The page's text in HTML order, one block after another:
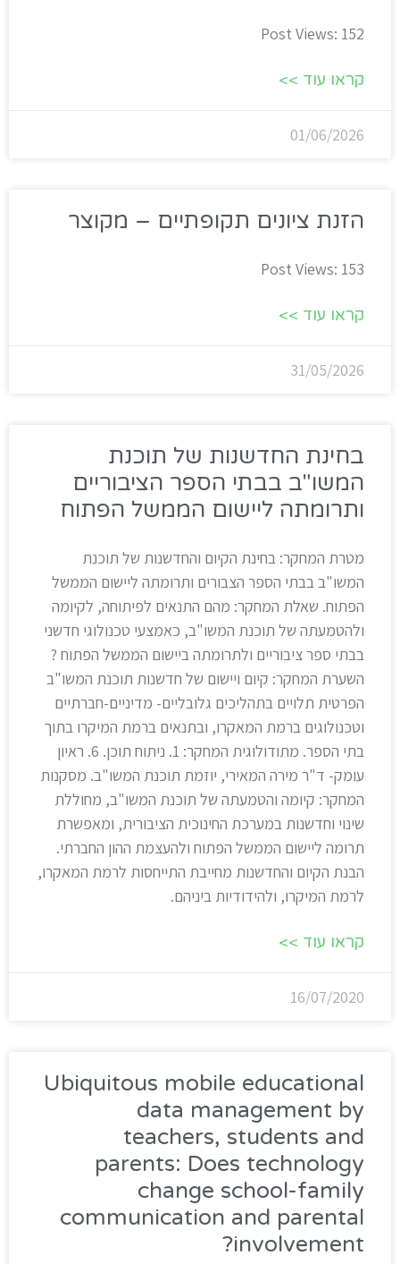
Post Views: 152
קראו עוד >>
01/06/2026
הזנת ציונים תקופתיים – מקוצר
Post Views: 153
קראו עוד >>
31/05/2026
בחינת החדשנות של תוכנת
המשו"ב בבתי הספר הציבוריים
ותרומתה ליישום הממשל הפתוח
מטרת המחקר: בחינת הקיום והחדשנות של תוכנת
המשו"ב בבתי הספר הצבורים ותרומתה ליישום הממשל
הפתוח. שאלת המחקר: מהם התנאים לפיתוחה, לקיומה
ולהטמעתה של תוכנת המשו"ב, כאמצעי טכנולוגי חדשני
בבתי ספר ציבוריים ולתרומתה ביישום הממשל הפתוח ?
השערת המחקר: קיום ויישום של חדשנות תוכנת המשו"ב
הפרטית תלויים בתהליכים גלובליים- מדיניים-חברתיים
וטכנולוגים ברמת המאקרו, ובתנאים ברמת המיקרו בתוך
בתי הספר. מתודולוגית המחקר: 1. ניתוח תוכן. 6. ראיון
עומק- ד"ר מירה המאירי, יוזמת תוכנת המשו"ב. מסקנות
המחקר: קיומה והטמעתה של תוכנת המשו"ב, מחוללת
שינוי וחדשנות במערכת החינוכית הציבורית, ומאפשרת
תרומה ליישום הממשל הפתוח ולהעצמת ההון החברתי.
הבנת הקיום והחדשנות מחייבת התייחסות לרמת המאקרו,
לרמת המיקרו, ולהידודיות ביניהם.
קראו עוד >>
16/07/2020
Ubiquitous mobile educational
data management by
teachers, students and
parents: Does technology
change school-family
communication and parental
involvement?​